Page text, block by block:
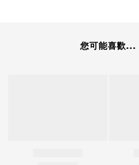
您可能喜歡...